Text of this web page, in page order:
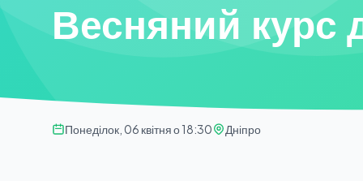
Весняний курс
Понеділок, 06 квітня о 18:30 Дніпро